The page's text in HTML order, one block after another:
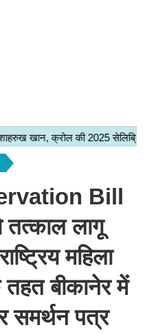
Bill
तत्काल लागू
महिला
बीकानेर में
समर्थन पत्र